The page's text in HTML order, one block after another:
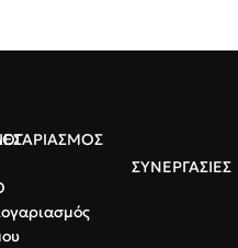
απαλότητα σε βρέφη και
επιπέδου 4 για επαγγελματική
ΣΥΝΕΡΓΑΣΙΕΣ